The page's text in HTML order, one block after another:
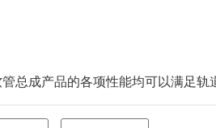
成产品的各项性能均可以满足轨道